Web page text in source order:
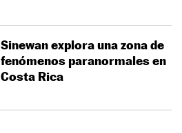
Sinewan explora una zona de
fenómenos paranormales en
Costa Rica